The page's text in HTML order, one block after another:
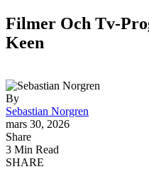
Filmer Och Tv-
Keen
By
Sebastian Norgren
mars 30, 2026
Share
3 Min Read
SHARE